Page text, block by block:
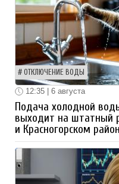
ОТКЛЮЧЕНИЕ ВОДЫ
12:35 | 6 августа
Подача холодной
выходит на штатный
и Красногорском